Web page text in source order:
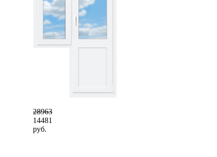
28963
14481
руб.